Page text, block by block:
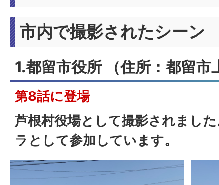
市内で撮影されたシーン
1.都留市役所 （住所：都留市
第8話に登場
芦根村役場として撮影されまし
ラとして参加しています。